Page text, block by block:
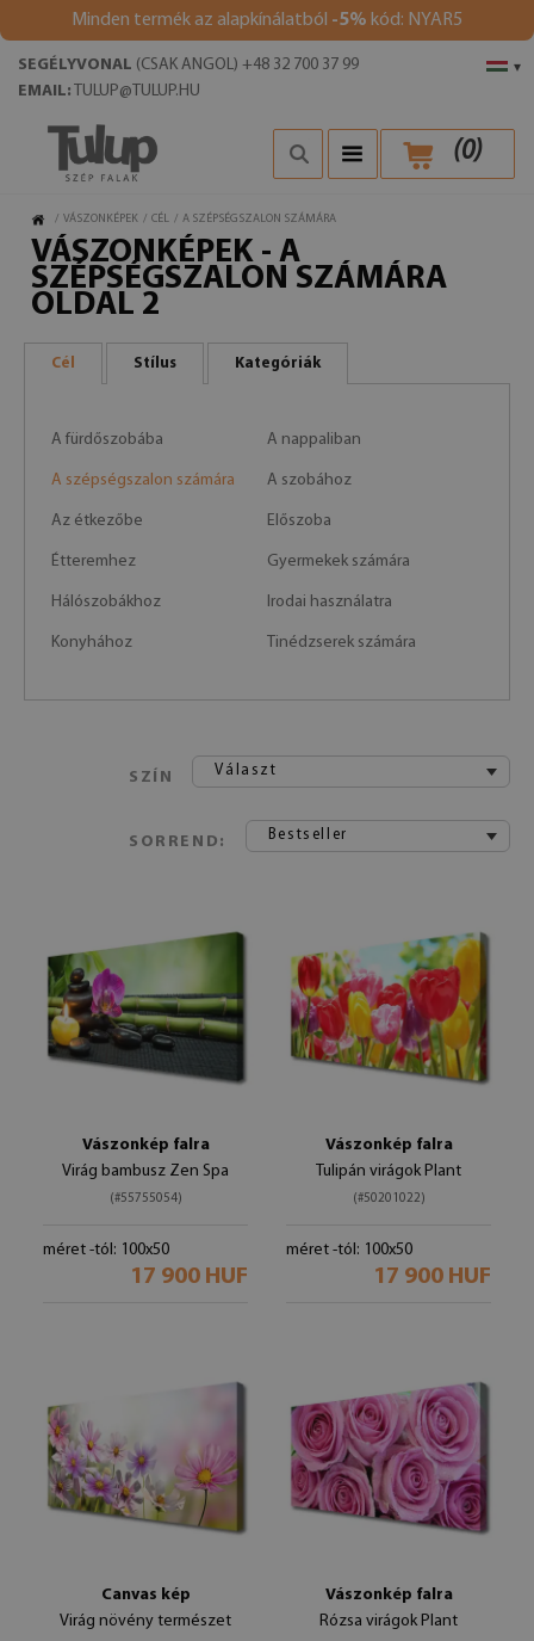
Minden termék az alapkínálatból -5% kód: NYAR5
▾
SEGÉLYVONAL (CSAK ANGOL) +48 32 700 37 99
EMAIL: TULUP@TULUP.HU
(0)
/ VÁSZONKÉPEK / CÉL / A SZÉPSÉGSZALON SZÁMÁRA
VÁSZONKÉPEK - A
SZÉPSÉGSZALON SZÁMÁRA
OLDAL 2
Cél Stílus Kategóriák
A fürdőszobába A nappaliban
A szépségszalon számára A szobához
Az étkezőbe Előszoba
Étteremhez Gyermekek számára
Hálószobákhoz Irodai használatra
Konyhához Tinédzserek számára
SZÍN Választ
SORREND: Bestseller
Vászonkép falra
Virág bambusz Zen Spa
(#55755054)
méret -tól: 100x50
17 900 HUF
Vászonkép falra
Tulipán virágok Plant
(#50201022)
méret -tól: 100x50
17 900 HUF
Canvas kép
Virág növény természet
Vászonkép falra
Rózsa virágok Plant